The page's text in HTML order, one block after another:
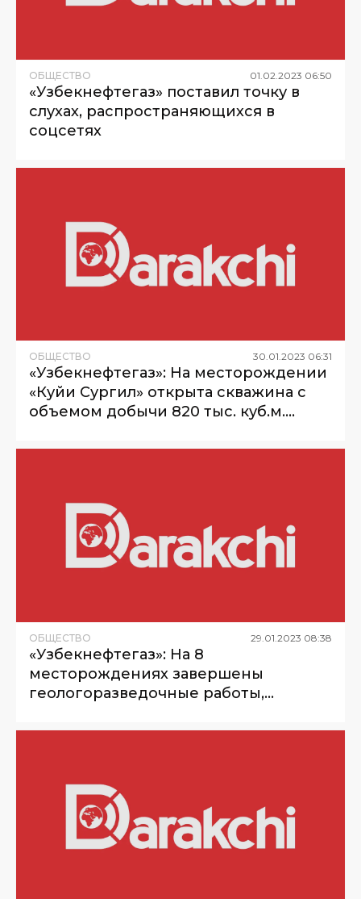
ОБЩЕСТВО 01.02.2023 06:50
«Узбекнефтегаз» поставил точку в
слухах, распространяющихся в
соцсетях
ОБЩЕСТВО 30.01.2023 06:31
«Узбекнефтегаз»: На месторождении
«Куйи Сургил» открыта скважина с
объемом добычи 820 тыс. куб.м.
ОБЩЕСТВО 29 01 2023 08:38
«Узбекнефтегаз»: На 8
месторождениях завершены
геологоразведочные работы,